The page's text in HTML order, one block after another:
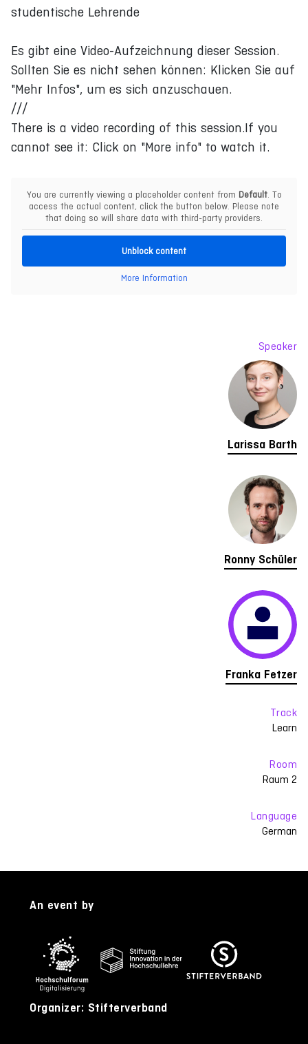
studentische Lehrende
Es gibt eine Video-Aufzeichnung dieser Session.
Sollten Sie es nicht sehen können: Klicken Sie auf
"Mehr Infos", um es sich anzuschauen.
///
There is a video recording of this session.If you
cannot see it: Click on "More info" to watch it.
You are currently viewing a placeholder content from Default. To
access the actual content, click the button below. Please note
that doing so will share data with third-party providers.
Unblock content
More Information
Speaker
Larissa Barth
Ronny Schüler
Franka Fetzer
Track
Learn
Room
Raum 2
Language
German
An event by
Organizer: Stifterverband